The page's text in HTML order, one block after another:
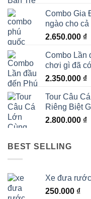
Combo Gia
ngào cho cả
2.650.000 ₫
Combo Lần
chơi gì đã
2.350.000 ₫
Tour Câu
Riêng Biệt
2.800.000 ₫
BEST SELLING
Xe đưa
250.000 ₫